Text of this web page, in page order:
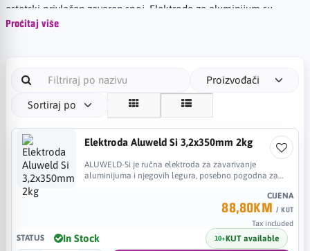
estetski privlačan zavaren spoj. Elektrode za aluminijum su
neophodne u različitim industrijskim sektorima, uključujući
Pročitaj više
Proizvođači
Sortiraj po
Elektroda Aluweld Si 3,2x350mm 2kg
ALUWELD-Si je ručna elektroda za zavarivanje
aluminijuma i njegovih legura, posebno pogodna za
88,80KM / KUT
Tax included
In Stock 10+KUT available